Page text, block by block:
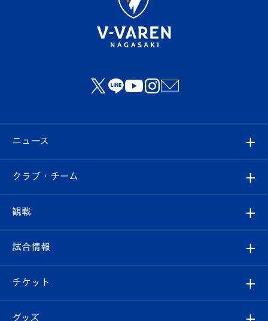
ニュース
すべて
クラブ
試合情報
クラブ・チーム
クラブ概要
エンブレム紹介
観戦
観戦ルール
はじめての観戦ガイド
試合情報
試合日程/結果
チケット
チケット
グッズ